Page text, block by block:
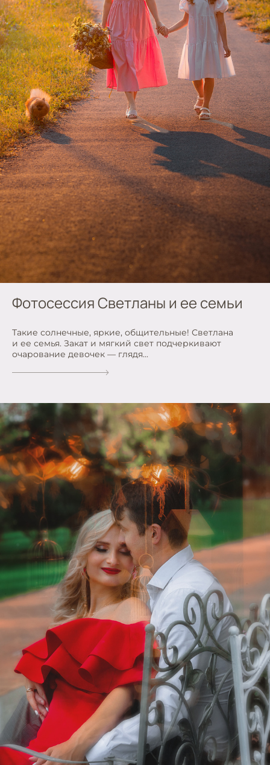
Фотосессия Светланы и ее семьи
Такие солнечные, яркие, общительные! Светлана
и ее семья. Закат и мягкий свет подчеркивают
очарование девочек — глядя...